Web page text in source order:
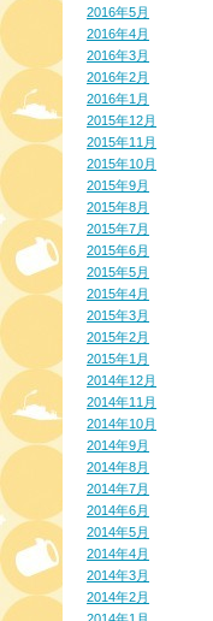
2016年5月
2016年4月
2016年3月
2016年2月
2016年1月
2015年12月
2015年11月
2015年10月
2015年9月
2015年8月
2015年7月
2015年6月
2015年5月
2015年4月
2015年3月
2015年2月
2015年1月
2014年12月
2014年11月
2014年10月
2014年9月
2014年8月
2014年7月
2014年6月
2014年5月
2014年4月
2014年3月
2014年2月